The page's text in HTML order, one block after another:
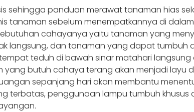
sehingga panduan merawat tanaman hias
tanaman sebelum menempatkannya di
cahayanya yaitu tanaman yang
langsung, dan tanaman yang dapat tumbuh
teduh di bawah sinar matahari
butuh cahaya terang akan menjadi layu
sepanjang hari akan membantu
terbatas, penggunaan lampu tumbuh khusus